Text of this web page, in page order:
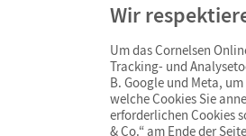
Angebote für Lehrkräfte
Einkaufen mit SSL-Verschlüsselung
Widerrufsfristvon 4 Wochen
Wir
Um das Cornelsen
Tracking- und
B. Google und Meta,
welche Cookies Sie
erforderlichen Cookies
& Co.“ am Ende der